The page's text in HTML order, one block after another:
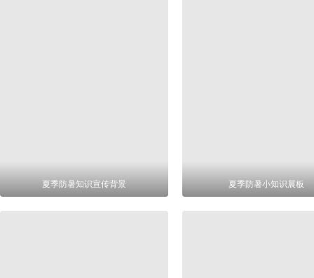
夏季防暑知识宣传背景 夏季防暑小知识展板